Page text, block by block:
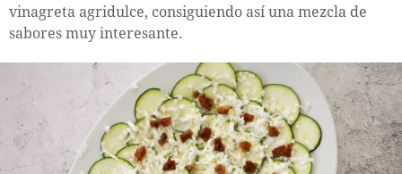
vinagreta agridulce, consiguiendo así una mezcla de
sabores muy interesante.